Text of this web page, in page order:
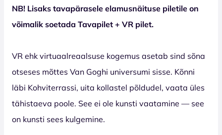
NB! Lisaks tavapärasele elamusnäituse piletile on
võimalik soetada Tavapilet + VR pilet.
VR ehk virtuaalreaalsuse kogemus asetab sind sõna
otseses mõttes Van Goghi universumi sisse. Kõnni
läbi Kohviterrassi, uita kollastel põldudel, vaata üles
tähistaeva poole. See ei ole kunsti vaatamine — see
on kunsti sees kulgemine.